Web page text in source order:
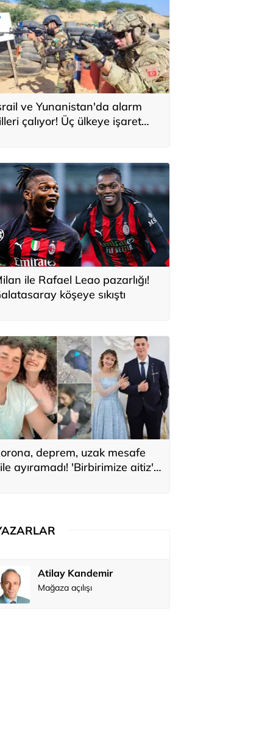
ve Yunanistan'da alarm
çalıyor! Üç ülkeye işaret
ile Rafael Leao pazarlığı!
köşeye sıkıştı
deprem, uzak mesafe
ayıramadı! 'Birbirimize aitiz'
Atilay Kandemir
Mağaza açılışı